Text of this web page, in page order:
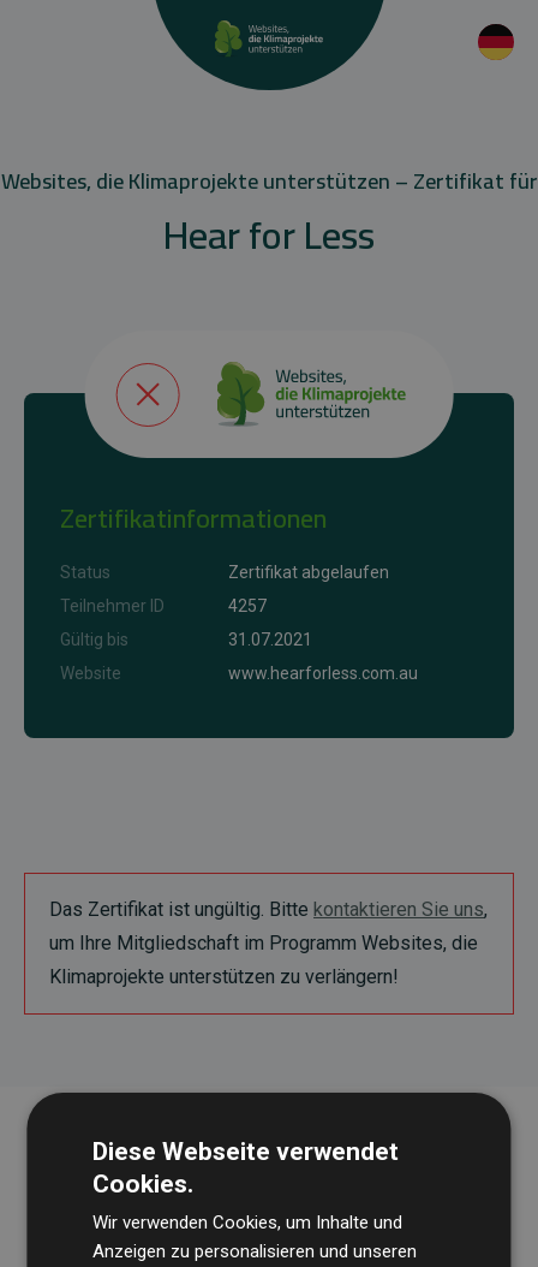
Websites, die Klimaprojekte unterstützen – Zertifikat für
Hear for Less
Zertifikatinformationen
Status
Zertifikat abgelaufen
Teilnehmer ID
4257
Gültig bis
31.07.2021
Website
www.hearforless.com.au
Das Zertifikat ist ungültig. Bitte kontaktieren Sie uns,
um Ihre Mitgliedschaft im Programm Websites, die
Klimaprojekte unterstützen zu verlängern!
Diese Webseite verwendet
Cookies.
Wir verwenden Cookies, um Inhalte und
Anzeigen zu personalisieren und unseren